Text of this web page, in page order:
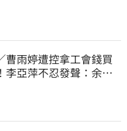
曹雨婷遭控拿工會錢買
李亞萍不忍發聲：余天